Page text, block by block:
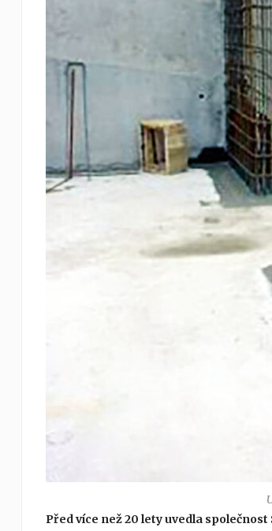
Před více než 20 lety uvedla